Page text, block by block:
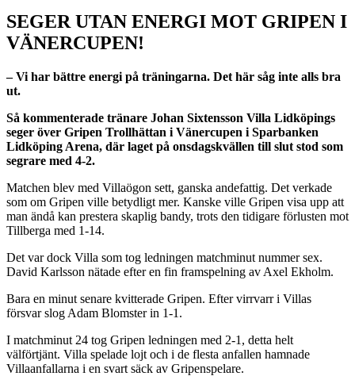
SEGER UTAN ENERGI MOT GRIPEN I
VÄNERCUPEN!
– Vi har bättre energi på träningarna. Det här såg inte alls bra
ut.
Så kommenterade tränare Johan Sixtensson Villa Lidköpings
seger över Gripen Trollhättan i Vänercupen i Sparbanken
Lidköping Arena, där laget på onsdagskvällen till slut stod som
segrare med 4-2.
Matchen blev med Villaögon sett, ganska andefattig. Det verkade
som om Gripen ville betydligt mer. Kanske ville Gripen visa upp att
man ändå kan prestera skaplig bandy, trots den tidigare förlusten mot
Tillberga med 1-14.
Det var dock Villa som tog ledningen matchminut nummer sex.
David Karlsson nätade efter en fin framspelning av Axel Ekholm.
Bara en minut senare kvitterade Gripen. Efter virrvarr i Villas
försvar slog Adam Blomster in 1-1.
I matchminut 24 tog Gripen ledningen med 2-1, detta helt
välförtjänt. Villa spelade lojt och i de flesta anfallen hamnade
Villaanfallarna i en svart säck av Gripenspelare.